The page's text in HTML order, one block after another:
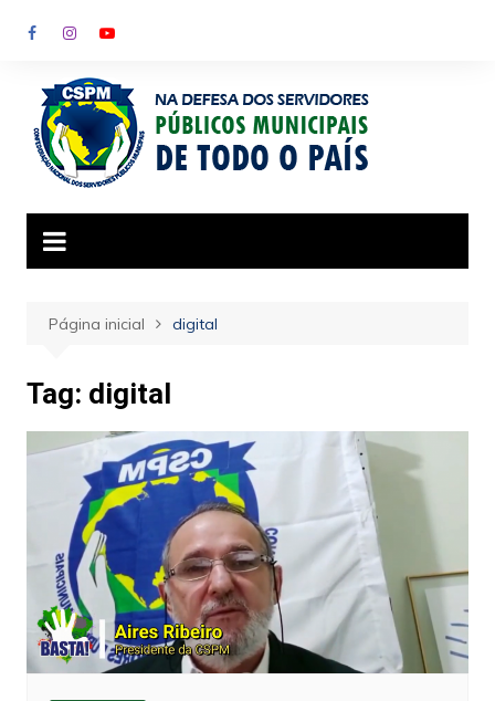
para
conteúdo
Página inicial digital
Tag: digital